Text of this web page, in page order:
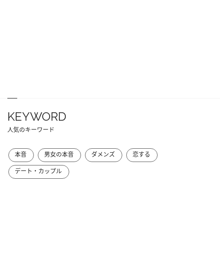
KEYWORD
人気のキーワード
本音 男女の本音 ダメンズ
恋する
デート・カップル